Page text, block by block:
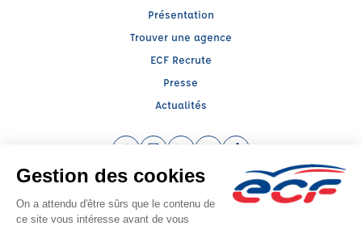
Présentation
Trouver une agence
ECF Recrute
Presse
Actualités
Instagram (nouvelle fenêtre)
LinkedIn (nouvelle fenêtre)
YouTube (nouvelle fenêtre)
TikTok (nouvelle
Raison sociale : DRIVE FORMATION - Capital social: 50000€
SIREN: 919854018 - Numéro de TVA intracommunautaire: FR 45 919 854 018
Agrément n°E0400901540